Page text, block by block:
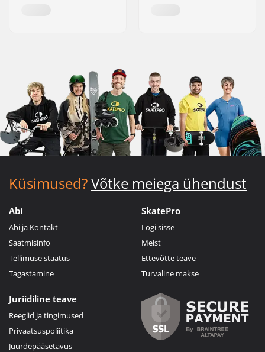
Küsimused?Võtke meiega ühendust
Abi
Abi ja Kontakt
Saatmisinfo
Tellimuse staatus
Tagastamine
SkatePro
Logi sisse
Meist
Ettevõtte teave
Turvaline makse
Juriidiline teave
Reeglid ja tingimused
Privaatsuspoliitika
Juurdepääsetavus